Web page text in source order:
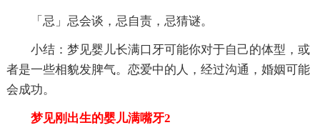
「忌」忌会谈，忌自责，忌猜谜。
小结：梦见婴儿长满口牙可能你对于自己的体型，或
者是一些相貌发脾气。恋爱中的人，经过沟通，婚姻可能
会成功。
梦见刚出生的婴儿满嘴牙2